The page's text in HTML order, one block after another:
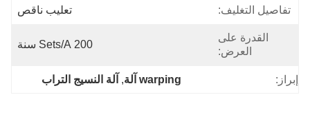
تفاصيل التغليف: تعليب ناقص
القدرة على
العرض:
200 Sets/a سنة
إبراز: warping آلة , آلة النسيج التراب